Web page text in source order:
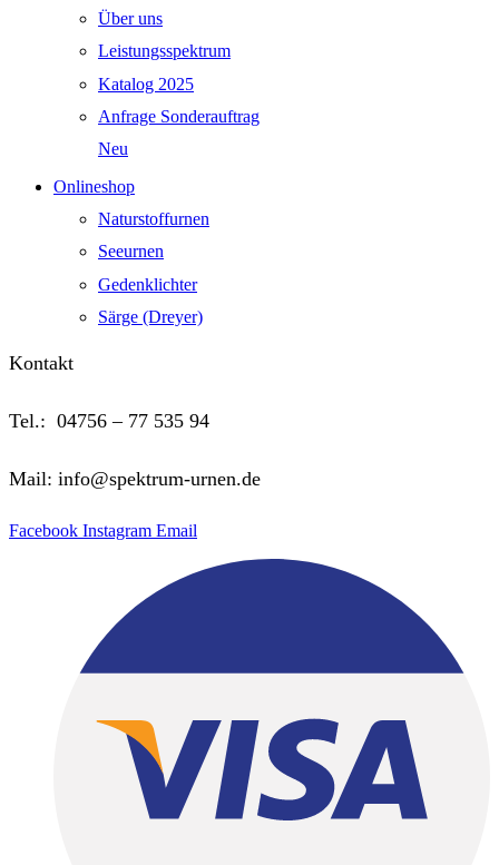
Über uns
Leistungsspektrum
Katalog 2025
Anfrage Sonderauftrag
Neu
Onlineshop
Naturstoffurnen
Seeurnen
Gedenklichter
Särge (Dreyer)
Kontakt
Tel.: 04756 – 77 535 94
Mail: info@spektrum-urnen.de
Facebook Instagram Email